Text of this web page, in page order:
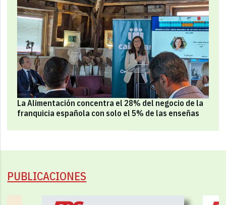
La Alimentación concentra el 28% del negocio de la
franquicia española con solo el 5% de las enseñas
PUBLICACIONES